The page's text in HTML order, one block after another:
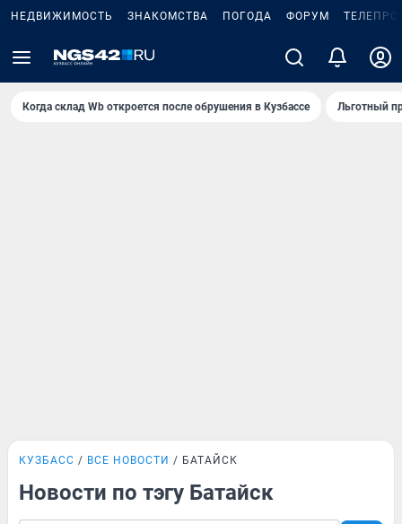
НЕДВИЖИМОСТЬ ЗНАКОМСТВА ПОГОДА ФОРУМ
Когда склад Wb откроется после обрушения в Кузбассе Льготный
КУЗБАСС ВСЕ НОВОСТИ БАТАЙСК
Новости по тэгу Батайск